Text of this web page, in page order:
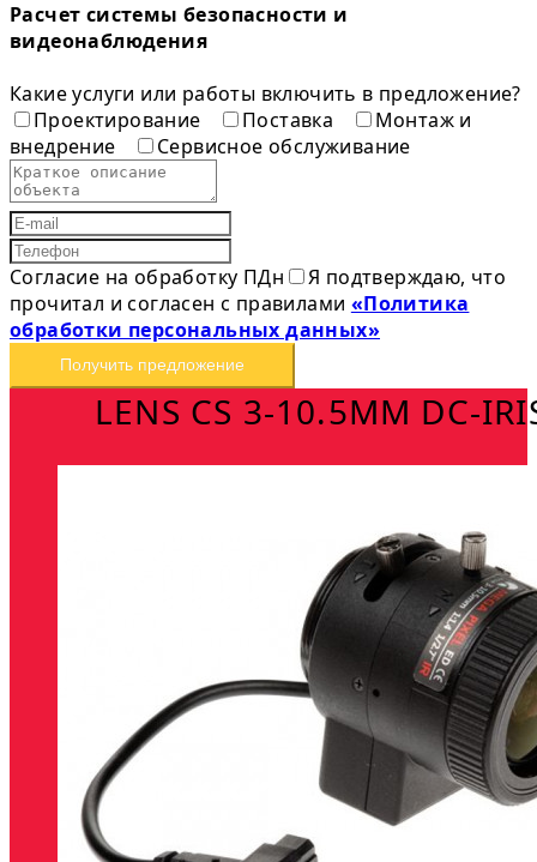
Расчет системы безопасности и
видеонаблюдения
Какие услуги или работы включить в предложение?
Проектирование
Поставка
Монтаж и
внедрение
Сервисное обслуживание
Согласие на обработку ПДн
Я подтверждаю, что
прочитал и согласен с правилами «Политика
обработки персональных данных»
Получить предложение
LENS CS 3-10.5MM DC-